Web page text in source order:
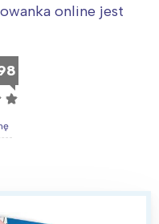
online jest
☆